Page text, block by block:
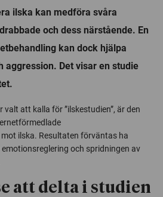
ilska kan medföra svåra
och dess närstående. En
kan dock hjälpa
aggression. Det visar en studie
att kalla för ”ilskestudien”, är den
ilska. Resultaten förväntas ha
och spridningen av
att delta i studien